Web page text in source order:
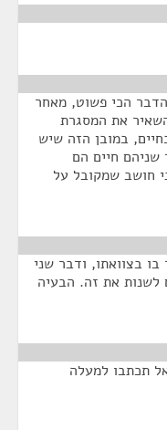
הכי פשוט, מאחר
את המסגרת
במובן הזה שיש
שניהם חיים הם
חושב שמקובל על
בצוואתו, ודבר שני
לשנות את זה. הבעיה
תכתבו למעלה